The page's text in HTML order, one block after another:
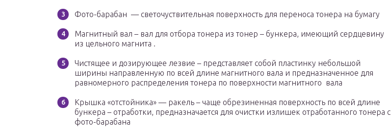
Фото-барабан — светочуствительная поверхность для переноса тонера на бумагу
Магнитный вал – вал для отбора тонера из тонер – бункера, имеющий сердцевину
из цельного магнита .
Чистящее и дозирующее лезвие – представляет собой пластинку небольшой
ширины направленную по всей длине магнитного вала и предназначенное для
равномерного распределения тонера по поверхности магнитного вала
Крышка «отстойника» — ракель – чаще обрезиненная поверхность по всей длине
бункера – отработки, предназначается для очистки излишек отработанного тонера с
фото-барабана